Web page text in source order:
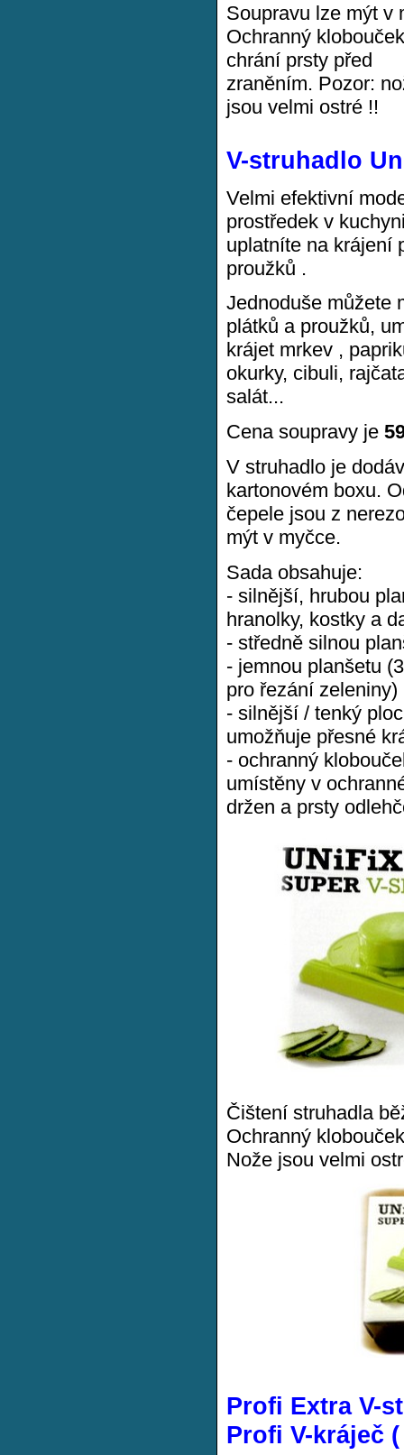
Soupravu lze mýt v
Ochranný
chrání prsty před
zraněním. Pozor:
jsou velmi ostré !!
V-struhadlo
Velmi efektivní
prostředek v
uplatníte na krájení
proužků .
Jednoduše můžete
plátků a proužků,
krájet mrkev ,
okurky, cibuli,
salát...
Cena soupravy je
V struhadlo je
kartonovém boxu.
čepele jsou z
mýt v myčce.
Sada obsahuje:
- silnější, hrubou
hranolky, kostky a
- středně silnou
- jemnou planšetu
pro řezání zeleniny)
- silnější / tenký
umožňuje přesné
- ochranný
umístěny v
držen a prsty
Čištení struhadla
Ochranný
Nože jsou velmi
Profi Extra V-
Profi V-kráječ